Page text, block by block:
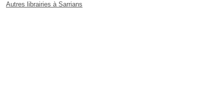
Autres librairies à Sarrians